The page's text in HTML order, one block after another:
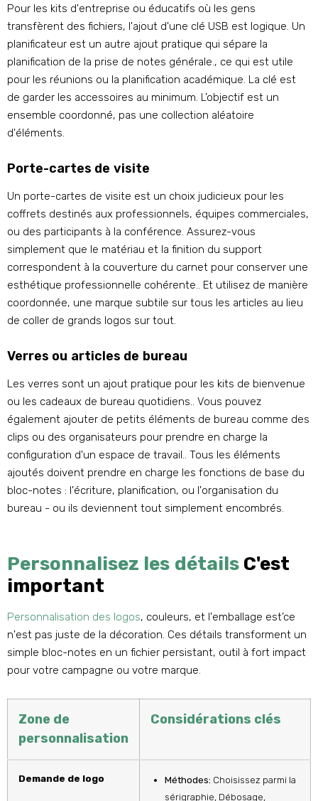
Pour les kits d'entreprise ou éducatifs où les gens
transfèrent des fichiers, l'ajout d'une clé USB est logique. Un
planificateur est un autre ajout pratique qui sépare la
planification de la prise de notes générale., ce qui est utile
pour les réunions ou la planification académique. La clé est
de garder les accessoires au minimum. L’objectif est un
ensemble coordonné, pas une collection aléatoire
d'éléments.
Porte-cartes de visite
Un porte-cartes de visite est un choix judicieux pour les
coffrets destinés aux professionnels, équipes commerciales,
ou des participants à la conférence. Assurez-vous
simplement que le matériau et la finition du support
correspondent à la couverture du carnet pour conserver une
esthétique professionnelle cohérente.. Et utilisez de manière
coordonnée, une marque subtile sur tous les articles au lieu
de coller de grands logos sur tout.
Verres ou articles de bureau
Les verres sont un ajout pratique pour les kits de bienvenue
ou les cadeaux de bureau quotidiens.. Vous pouvez
également ajouter de petits éléments de bureau comme des
clips ou des organisateurs pour prendre en charge la
configuration d'un espace de travail.. Tous les éléments
ajoutés doivent prendre en charge les fonctions de base du
bloc-notes : l'écriture, planification, ou l'organisation du
bureau - ou ils deviennent tout simplement encombrés.
Personnalisez les détailsC'est
important
Personnalisation des logos, couleurs, et l'emballage est’ce
n'est pas juste de la décoration. Ces détails transforment un
simple bloc-notes en un fichier persistant, outil à fort impact
pour votre campagne ou votre marque.
Zone de
personnalisation
Considérations clés
Demande de logo Méthodes: Choisissez parmi la
sérigraphie, Débosage,